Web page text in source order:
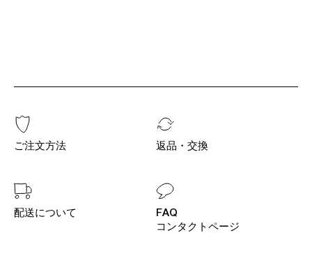
ご注文方法 返品・交換
配送について
FAQ
コンタクトページ